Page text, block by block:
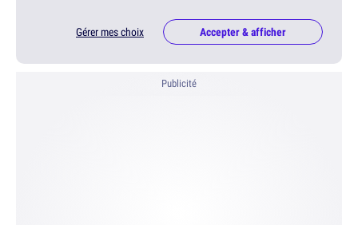
Gérer mes choix Accepter & afficher
Publicité